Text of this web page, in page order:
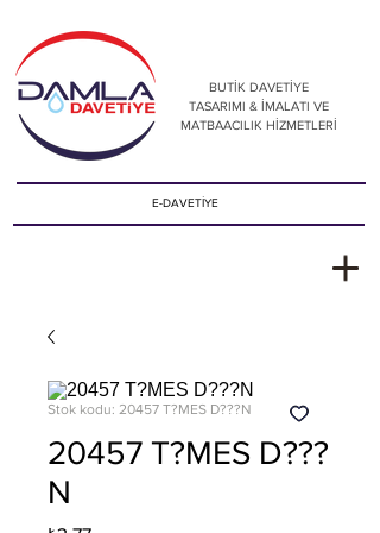
BUTİK DAVETİYE
TASARIMI & İMALATI VE
MATBAACILIK HİZMETLERİ
E-DAVETİYE
Stok kodu: 20457 T?MES D???N
20457 T?MES D???
N